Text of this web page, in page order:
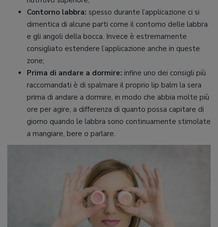
Contorno labbra: spesso durante l’applicazione ci si
dimentica di alcune parti come il contorno delle labbra
e gli angoli della bocca. Invece è estremamente
consigliato estendere l’applicazione anche in queste
zone;
Prima di andare a dormire: infine uno dei consigli più
raccomandati è di spalmare il proprio lip balm la sera
prima di andare a dormire, in modo che abbia molte più
ore per agire, a differenza di quanto possa capitare di
giorno quando le labbra sono continuamente stimolate
a mangiare, bere o parlare.